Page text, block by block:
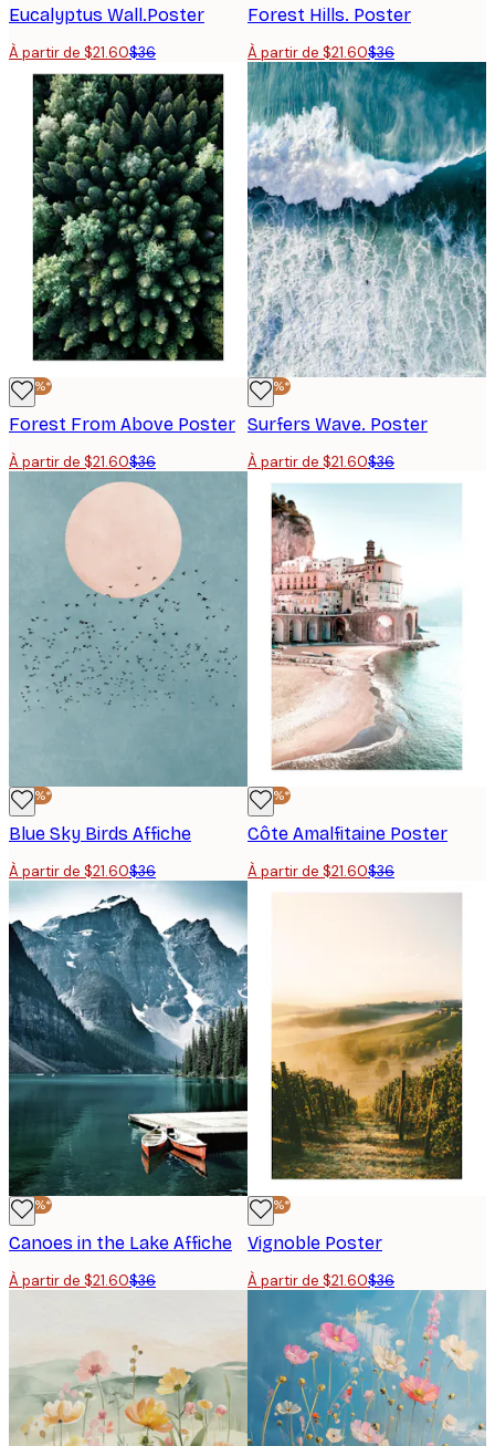
Eucalyptus Wall.Poster
À partir de $21.60$36
Forest Hills. Poster
À partir de $21.60$36
-40%*
Forest From Above Poster
À partir de $21.60$36
-40%*
Surfers Wave. Poster
À partir de $21.60$36
-40%*
Blue Sky Birds Affiche
À partir de $21.60$36
-40%*
Côte Amalfitaine Poster
À partir de $21.60$36
-40%*
Canoes in the Lake Affiche
À partir de $21.60$36
-40%*
Vignoble Poster
À partir de $21.60$36